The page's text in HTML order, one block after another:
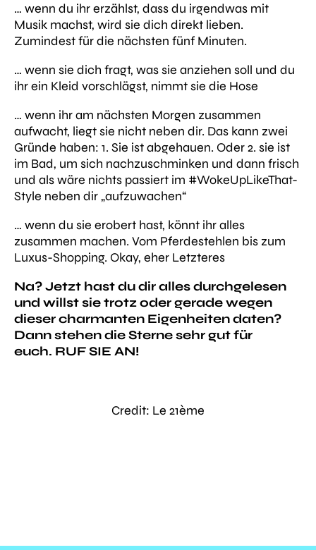
… wenn du ihr erzählst, dass du irgendwas mit
Musik machst, wird sie dich direkt lieben.
Zumindest für die nächsten fünf Minuten.
… wenn sie dich fragt, was sie anziehen soll und du
ihr ein Kleid vorschlägst, nimmt sie die Hose
… wenn ihr am nächsten Morgen zusammen
aufwacht, liegt sie nicht neben dir. Das kann zwei
Gründe haben: 1. Sie ist abgehauen. Oder 2. sie ist
im Bad, um sich nachzuschminken und dann frisch
und als wäre nichts passiert im #WokeUpLikeThat-
Style neben dir „aufzuwachen“
… wenn du sie erobert hast, könnt ihr alles
zusammen machen. Vom Pferdestehlen bis zum
Luxus-Shopping. Okay, eher Letzteres
Na? Jetzt hast du dir alles durchgelesen
und willst sie trotz oder gerade wegen
dieser charmanten Eigenheiten daten?
Dann stehen die Sterne sehr gut für
euch. RUF SIE AN!
Credit: Le 21ème